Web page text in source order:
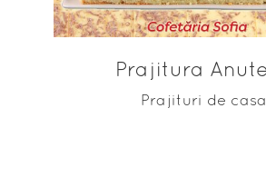
Prajitura
Prajituri de casa